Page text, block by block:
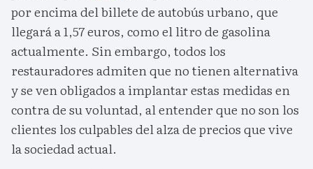
por encima del billete de autobús urbano, que
llegará a 1,57 euros, como el litro de gasolina
actualmente. Sin embargo, todos los
restauradores admiten que no tienen alternativa
y se ven obligados a implantar estas medidas en
contra de su voluntad, al entender que no son los
clientes los culpables del alza de precios que vive
la sociedad actual.